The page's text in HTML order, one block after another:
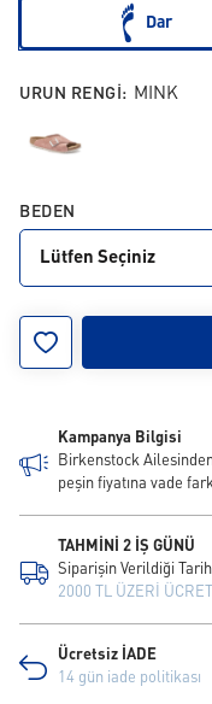
Dar
URUN RENGI: MINK
BEDEN
Lütfen Seçiniz
Kampanya Bilgisi
Birkenstock
peşin fiyatına vade
TAHMİNİ 2 İŞ GÜNÜ
Siparişin Verildiği
2000 TL ÜZERİ
Ücretsiz İADE
14 gün iade politikası